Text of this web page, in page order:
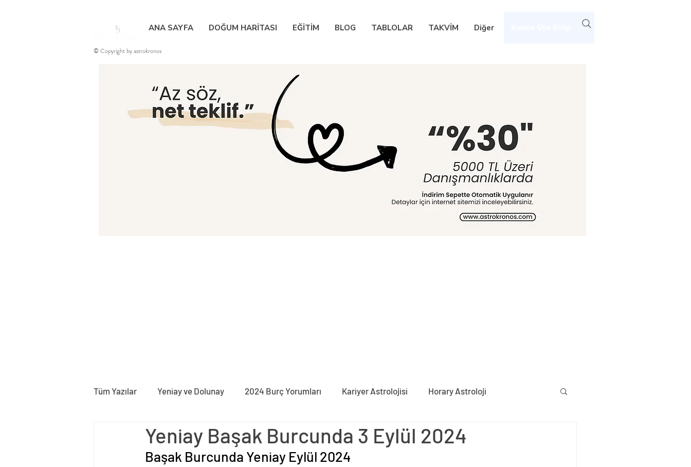
ANA SAYFA DOĞUM HARİTASI EĞİTİM BLOG TABLOLAR TAKVİM Diğer
© Copyright by astrokronos
Tüm Yazılar Yeniay ve Dolunay 2024 Burç Yorumları Kariyer Astrolojisi Horary Astroloji
Doğum Haritası Rektifikasyon İlişki Astrolojisi Burçlar Pratik Astroloji
Yeniay Başak Burcunda 3 Eylül 2024
Başak Burcunda Yeniay Eylül 2024